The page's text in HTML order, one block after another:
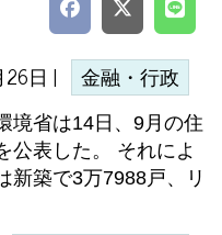
26日 | 金融・行政
境省は14日、9月の住
公表した。 それによ
新築で3万7988戸、リ